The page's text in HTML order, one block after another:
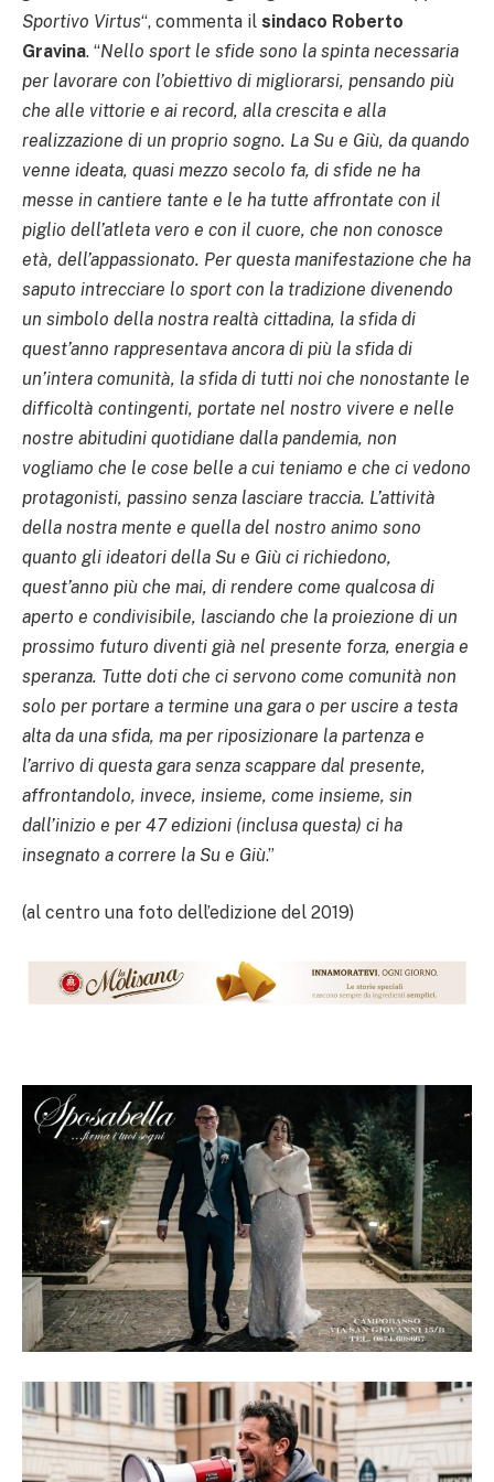
Sportivo Virtus“, commenta il sindaco Roberto
Gravina. “Nello sport le sfide sono la spinta necessaria
per lavorare con l’obiettivo di migliorarsi, pensando più
che alle vittorie e ai record, alla crescita e alla
realizzazione di un proprio sogno. La Su e Giù, da quando
venne ideata, quasi mezzo secolo fa, di sfide ne ha
messe in cantiere tante e le ha tutte affrontate con il
piglio dell’atleta vero e con il cuore, che non conosce
età, dell’appassionato. Per questa manifestazione che ha
saputo intrecciare lo sport con la tradizione divenendo
un simbolo della nostra realtà cittadina, la sfida di
quest’anno rappresentava ancora di più la sfida di
un’intera comunità, la sfida di tutti noi che nonostante le
difficoltà contingenti, portate nel nostro vivere e nelle
nostre abitudini quotidiane dalla pandemia, non
vogliamo che le cose belle a cui teniamo e che ci vedono
protagonisti, passino senza lasciare traccia. L’attività
della nostra mente e quella del nostro animo sono
quanto gli ideatori della Su e Giù ci richiedono,
quest’anno più che mai, di rendere come qualcosa di
aperto e condivisibile, lasciando che la proiezione di un
prossimo futuro diventi già nel presente forza, energia e
speranza. Tutte doti che ci servono come comunità non
solo per portare a termine una gara o per uscire a testa
alta da una sfida, ma per riposizionare la partenza e
l’arrivo di questa gara senza scappare dal presente,
affrontandolo, invece, insieme, come insieme, sin
dall’inizio e per 47 edizioni (inclusa questa) ci ha
insegnato a correre la Su e Giù.”
(al centro una foto dell’edizione del 2019)